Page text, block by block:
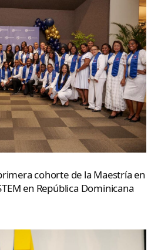
cohorte de la Maestría en
en República Dominicana